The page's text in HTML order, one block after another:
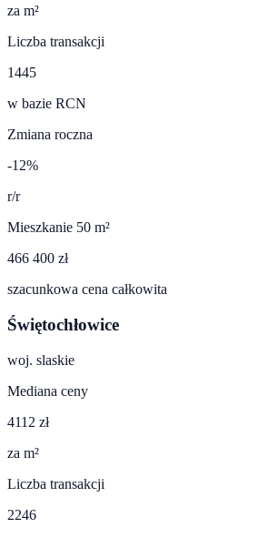
za m²
Liczba transakcji
1445
w bazie RCN
Zmiana roczna
-12%
r/r
Mieszkanie 50 m²
466 400 zł
szacunkowa cena całkowita
Świętochłowice
woj. slaskie
Mediana ceny
4112 zł
za m²
Liczba transakcji
2246